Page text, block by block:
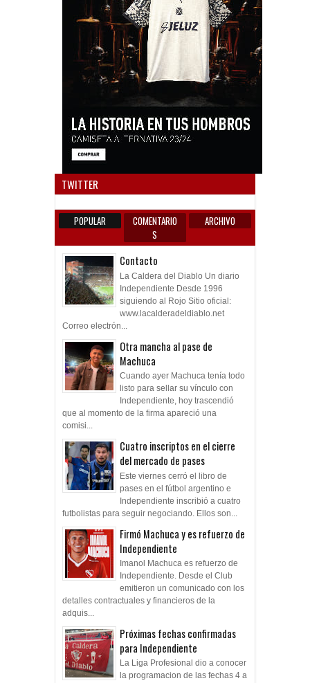
TWITTER
POPULAR
COMENTARIO
S
ARCHIVO
Contacto
La Caldera del Diablo Un diario
Independiente Desde 1996
siguiendo al Rojo Sitio oficial:
www.lacalderadeldiablo.net
Correo electrón...
Otra mancha al pase de
Machuca
Cuando ayer Machuca tenía todo
listo para sellar su vínculo con
Independiente, hoy trascendió
que al momento de la firma apareció una
comisi...
Cuatro inscriptos en el cierre
del mercado de pases
Este viernes cerró el libro de
pases en el fútbol argentino e
Independiente inscribió a cuatro
futbolistas para seguir negociando. Ellos son...
Firmó Machuca y es refuerzo de
Independiente
Imanol Machuca es refuerzo de
Independiente. Desde el Club
emitieron un comunicado con los
detalles contractuales y financieros de la
adquis...
Próximas fechas confirmadas
para Independiente
La Liga Profesional dio a conocer
la programacion de las fechas 4 a